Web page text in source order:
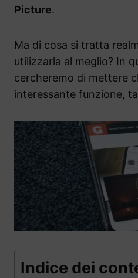
Picture.
Ma di cosa si tratta
utilizzarla al meglio? In
cercheremo di mettere
interessante funzione,
Indice dei